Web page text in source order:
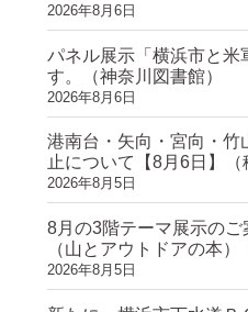
2026年8月6日
パネル展示「横浜市と米
す。（神奈川図書館）
2026年8月6日
港南台・矢向・宮向・竹
止について【8月6日】（
2026年8月5日
8月の3階テーマ展示のご
（山とアウトドアの本）
2026年8月5日